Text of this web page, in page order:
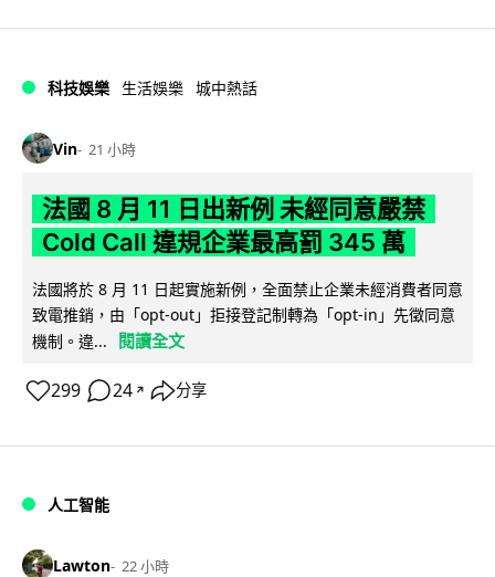
科技娛樂 生活娛樂 城中熱話
Vin 21 小時
法國 8 月 11 日出新例 未經同意嚴禁
Cold Call 違規企業最高罰 345 萬
法國將於 8 月 11 日起實施新例，全面禁止企業未經消費者同意
致電推銷，由「opt-out」拒接登記制轉為「opt-in」先徵同意
機制。違...
閱讀全文
299 24 ↗ 分享
人工智能
Lawton 22 小時